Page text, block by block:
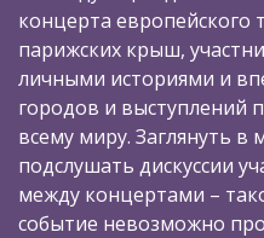
концерта европейского
парижских крыш,
личными историями и
городов и выступлений
всему миру. Заглянуть в
подслушать дискуссии
между концертами –
событие невозможно